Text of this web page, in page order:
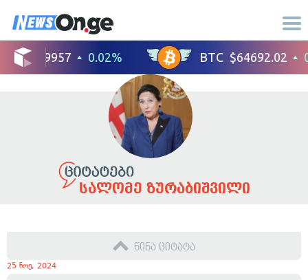
სალომე ზურაბიშვილი
წინა ციტატა
25 ნოე, 2024